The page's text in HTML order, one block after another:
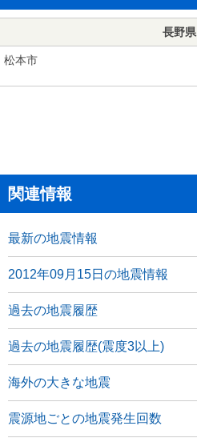
長野県
松本市
関連情報
最新の地震情報
2012年09月15日の地震情報
過去の地震履歴
過去の地震履歴(震度3以上)
海外の大きな地震
震源地ごとの地震発生回数